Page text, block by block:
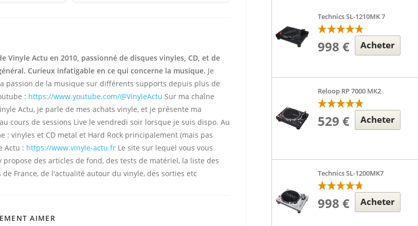
Vinyle Actu en 2010, passionné de disques vinyles, CD, et de
Curieux infatigable en ce qui concerne la musique. Je
passion de la musique sur différents supports depuis plus de
: https://www.youtube.com/@VinyleActu Sur ma chaîne
Actu, je parle de mes achats vinyle, et je présente ma
cours de sessions Live le vendredi soir lorsque je suis dispo. Au
: vinyles et CD metal et Hard Rock principalement (mais pas
Actu : https://www.vinyle-actu.fr Le site sur lequel vous vous
propose des articles de fond, des tests de matériel, la liste des
France, de l'actualité autour du vinyle, des sorties etc
AIMER
Technics SL-1210MK 7
998 € Acheter
Reloop RP 7000 MK2
529 € Acheter
Technics SL-1200MK7
998 € Acheter